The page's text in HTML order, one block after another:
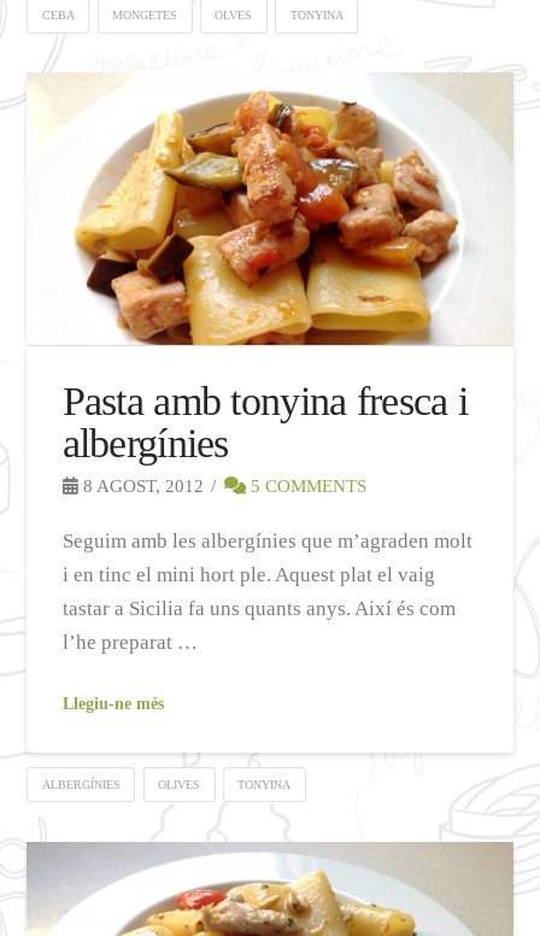
CEBA MONGETES OLVES TONYINA
Pasta amb tonyina fresca i
albergínies
8 AGOST, 2012 5 COMMENTS
Seguim amb les albergínies que m’agraden molt
i en tinc el mini hort ple. Aquest plat el vaig
tastar a Sicilia fa uns quants anys. Així és com
l’he preparat …
Llegiu-ne més
ALBERGÍNIES OLIVES TONYINA